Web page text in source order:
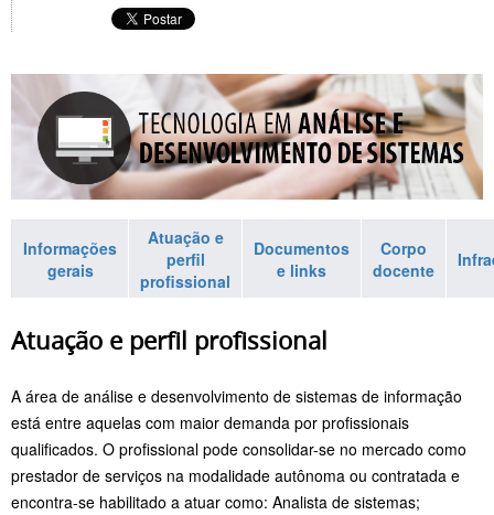
Informações
gerais
Atuação e
perfil
profissional
Documentos
e links
Corpo
docente
Atuação e perfil profissional
A área de análise e desenvolvimento de sistemas de informação
está entre aquelas com maior demanda por profissionais
qualificados. O profissional pode consolidar-se no mercado como
prestador de serviços na modalidade autônoma ou contratada e
encontra-se habilitado a atuar como: Analista de sistemas;